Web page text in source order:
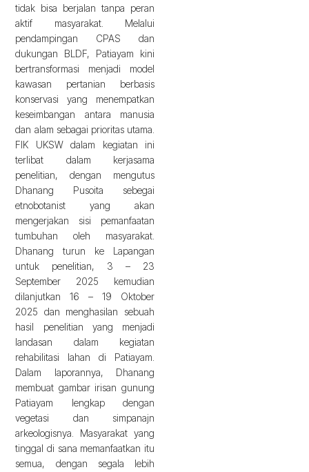
tidak bisa berjalan tanpa peran
aktif masyarakat. Melalui
pendampingan CPAS dan
dukungan BLDF, Patiayam kini
bertransformasi menjadi model
kawasan pertanian berbasis
konservasi yang menempatkan
keseimbangan antara manusia
dan alam sebagai prioritas utama.
FIK UKSW dalam kegiatan ini
terlibat dalam kerjasama
penelitian, dengan mengutus
Dhanang Pusoita sebegai
etnobotanist yang akan
mengerjakan sisi pemanfaatan
tumbuhan oleh masyarakat.
Dhanang turun ke Lapangan
untuk penelitian, 3 – 23
September 2025 kemudian
dilanjutkan 16 – 19 Oktober
2025 dan menghasilan sebuah
hasil penelitian yang menjadi
landasan dalam kegiatan
rehabilitasi lahan di Patiayam.
Dalam laporannya, Dhanang
membuat gambar irisan gunung
Patiayam lengkap dengan
vegetasi dan simpanajn
arkeologisnya. Masyarakat yang
tinggal di sana memanfaatkan itu
semua, dengan segala lebih